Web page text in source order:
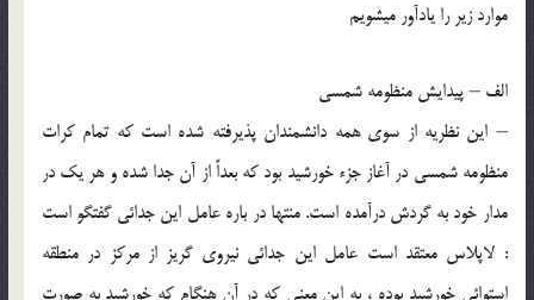
موارد زير را يادآور مي‏شويم
الف – پيدايش منظومه شمسي
– اين نظريه از سوي همه دانشمندان پذيرفته شده است كه تمام كرات
منظومه شمسي در آغاز جزء خورشيد بود كه بعداً از آن جدا شده و هر يك در
مدار خود به گردش درآمده است. منتها در باره عامل اين جدائي گفتگو است
: لاپلاس معتقد است عامل اين جدائي نيروي گريز از مركز در منطقه